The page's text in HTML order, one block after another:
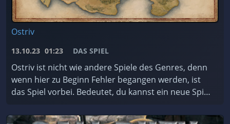
Ostriv
13.10.23 01:23 DAS SPIEL
Ostriv ist nicht wie andere Spiele des Genres, denn
wenn hier zu Beginn Fehler begangen werden, ist
das Spiel vorbei. Bedeutet, du kannst ein neue Spiel